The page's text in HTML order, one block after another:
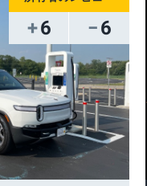
6 6